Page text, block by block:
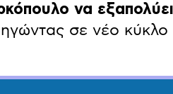
να εξαπολύει
σε νέο κύκλο